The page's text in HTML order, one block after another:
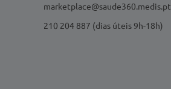
marketplace@saude360.medis.pt
210 204 887 (dias úteis 9h-18h)